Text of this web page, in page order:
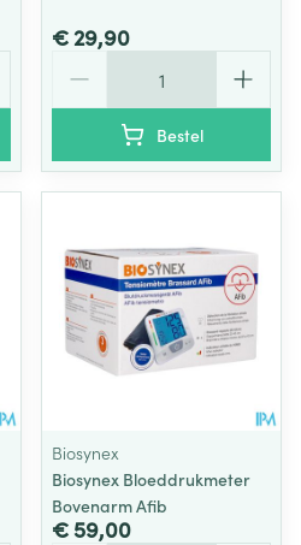
€ 29,90
Bestel
Biosynex
Biosynex Bloeddrukmeter
Bovenarm Afib
€ 59,00